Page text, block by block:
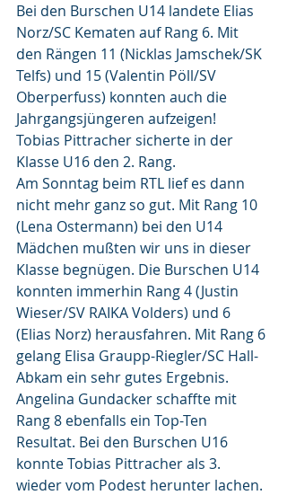
Bei den Burschen U14 landete Elias
Norz/SC Kematen auf Rang 6. Mit
den Rängen 11 (Nicklas Jamschek/SK
Telfs) und 15 (Valentin Pöll/SV
Oberperfuss) konnten auch die
Jahrgangsjüngeren aufzeigen!
Tobias Pittracher sicherte in der
Klasse U16 den 2. Rang.
Am Sonntag beim RTL lief es dann
nicht mehr ganz so gut. Mit Rang 10
(Lena Ostermann) bei den U14
Mädchen mußten wir uns in dieser
Klasse begnügen. Die Burschen U14
konnten immerhin Rang 4 (Justin
Wieser/SV RAIKA Volders) und 6
(Elias Norz) herausfahren. Mit Rang 6
gelang Elisa Graupp-Riegler/SC Hall-
Abkam ein sehr gutes Ergebnis.
Angelina Gundacker schaffte mit
Rang 8 ebenfalls ein Top-Ten
Resultat. Bei den Burschen U16
konnte Tobias Pittracher als 3.
wieder vom Podest herunter lachen.